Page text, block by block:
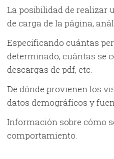
La posibilidad de realizar
de carga de la página,
Especificando cuántas
determinado, cuántas se
descargas de pdf, etc.
De dónde provienen los
datos demográficos y
Información sobre cómo
comportamiento.